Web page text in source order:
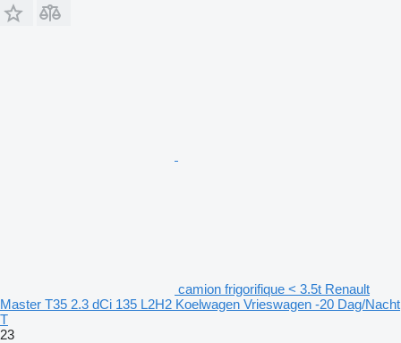
camion frigorifique < 3.5t Renault
Master T35 2.3 dCi 135 L2H2 Koelwagen Vrieswagen -20 Dag/Nacht
T
23